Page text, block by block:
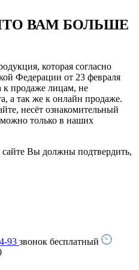
ВАМ БОЛЬШЕ
которая согласно
Федерации от 23 февраля
продаже лицам, не
а так же к онлайн продаже.
несёт ознакомительный
только в наших
Вы должны подтвердить,
93 звонок бесплатный